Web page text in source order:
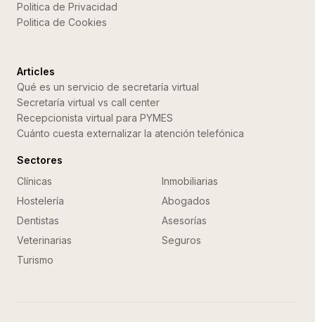
Politica de Privacidad
Politica de Cookies
Articles
Qué es un servicio de secretaría virtual
Secretaría virtual vs call center
Recepcionista virtual para PYMES
Cuánto cuesta externalizar la atención telefónica
Sectores
Clínicas
Inmobiliarias
Hostelería
Abogados
Dentistas
Asesorías
Veterinarias
Seguros
Turismo